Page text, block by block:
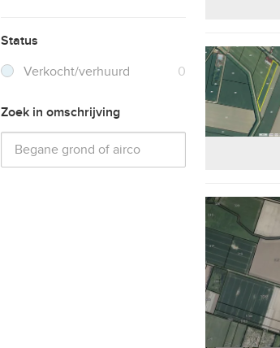
Status
Verkocht/verhuurd
0
Zoek in omschrijving